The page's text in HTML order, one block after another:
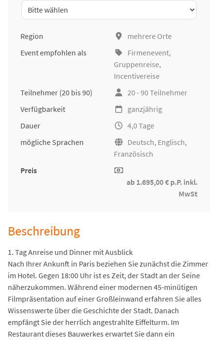
Region
mehrere Orte
Event empfohlen als
Firmenevent,
Gruppenreise,
Incentivereise
Teilnehmer (20 bis 90)
20 - 90 Teilnehmer
Verfügbarkeit
ganzjährig
Dauer
4,0 Tage
mögliche Sprachen
Deutsch, Englisch,
Französisch
Preis
ab 1.695,00 € p.P. inkl.
MwSt
Beschreibung
1. Tag Anreise und Dinner mit Ausblick
Nach Ihrer Ankunft in Paris beziehen Sie zunächst die Zimmer
im Hotel. Gegen 18:00 Uhr ist es Zeit, der Stadt an der Seine
näherzukommen. Während einer modernen 45-minütigen
Filmpräsentation auf einer Großleinwand erfahren Sie alles
Wissenswerte über die Geschichte der Stadt. Danach
empfängt Sie der herrlich angestrahlte Eiffelturm. Im
Restaurant dieses Bauwerkes erwartet Sie dann ein